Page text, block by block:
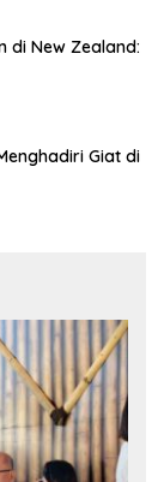
di New Zealand:
Giat di